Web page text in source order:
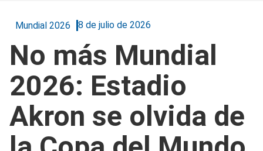
Mundial 2026 8 de julio de 2026
No más Mundial
2026: Estadio
Akron se olvida de